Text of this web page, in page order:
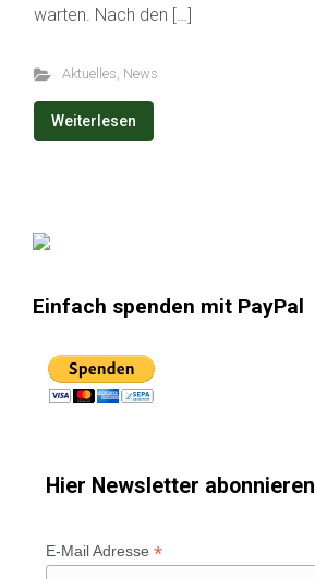
warten. Nach den […]
Aktuelles News
Weiterlesen
Einfach spenden mit PayPal
Hier Newsletter abonnieren
E-Mail Adresse *